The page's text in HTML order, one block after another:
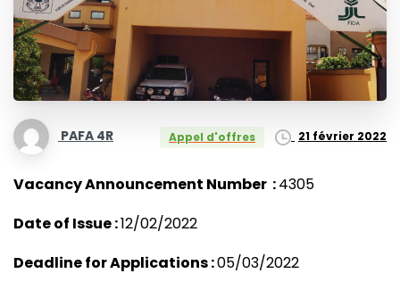
PAFA 4R Appel d'offres 21 février 2022
Vacancy Announcement Number :4305
Date of Issue :12/02/2022
Deadline for Applications :05/03/2022